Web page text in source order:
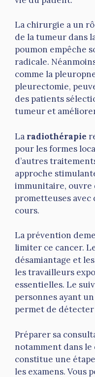
La chirurgie a un
de la tumeur dans
poumon empêche
radicale.
comme la
pleurectomie,
des patients
tumeur et
La radiothérapie
pour les formes
d’autres
approche
immunitaire, ouvre
prometteuses avec
cours.
La prévention
limiter ce cancer.
désamiantage et
les travailleurs
essentielles. Le
personnes ayant
permet de détecter
Préparer sa
notamment dans
constitue une
les examens. Vous